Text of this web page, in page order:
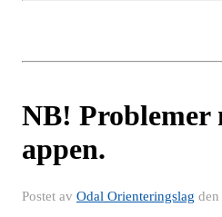
NB! Problemer
appen.
Postet av Odal Orienteringslag den